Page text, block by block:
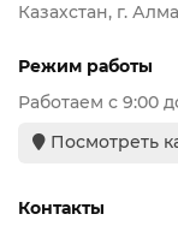
Казахстан, г.
Режим работы
Работаем с 9:00
Посмотреть
Контакты